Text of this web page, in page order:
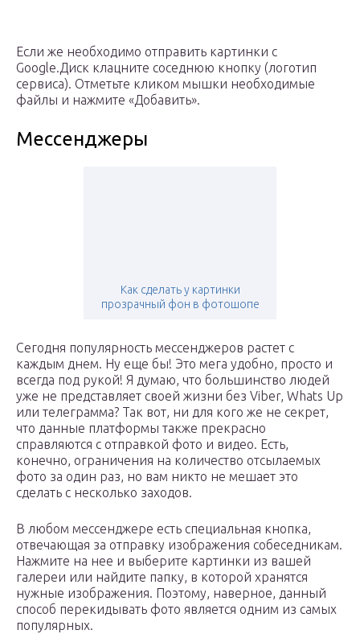
Если же необходимо отправить картинки с
Google.Диск клацните соседнюю кнопку (логотип
сервиса). Отметьте кликом мышки необходимые
файлы и нажмите «Добавить».
Мессенджеры
Как сделать у картинки
прозрачный фон в фотошопе
Сегодня популярность мессенджеров растет с
каждым днем. Ну еще бы! Это мега удобно, просто и
всегда под рукой! Я думаю, что большинство людей
уже не представляет своей жизни без Viber, Whats Up
или телеграмма? Так вот, ни для кого же не секрет,
что данные платформы также прекрасно
справляются с отправкой фото и видео. Есть,
конечно, ограничения на количество отсылаемых
фото за один раз, но вам никто не мешает это
сделать с несколько заходов.
В любом мессенджере есть специальная кнопка,
отвечающая за отправку изображения собеседникам.
Нажмите на нее и выберите картинки из вашей
галереи или найдите папку, в которой хранятся
нужные изображения. Поэтому, наверное, данный
способ перекидывать фото является одним из самых
популярных.